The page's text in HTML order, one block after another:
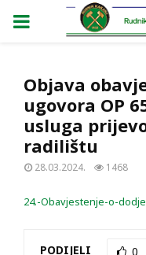
PRIMARY
Objava
ugovora OP
usluga
radilištu
28.03.2024. 1468
24.-Obavjestenje-o-
PODIJELI 0